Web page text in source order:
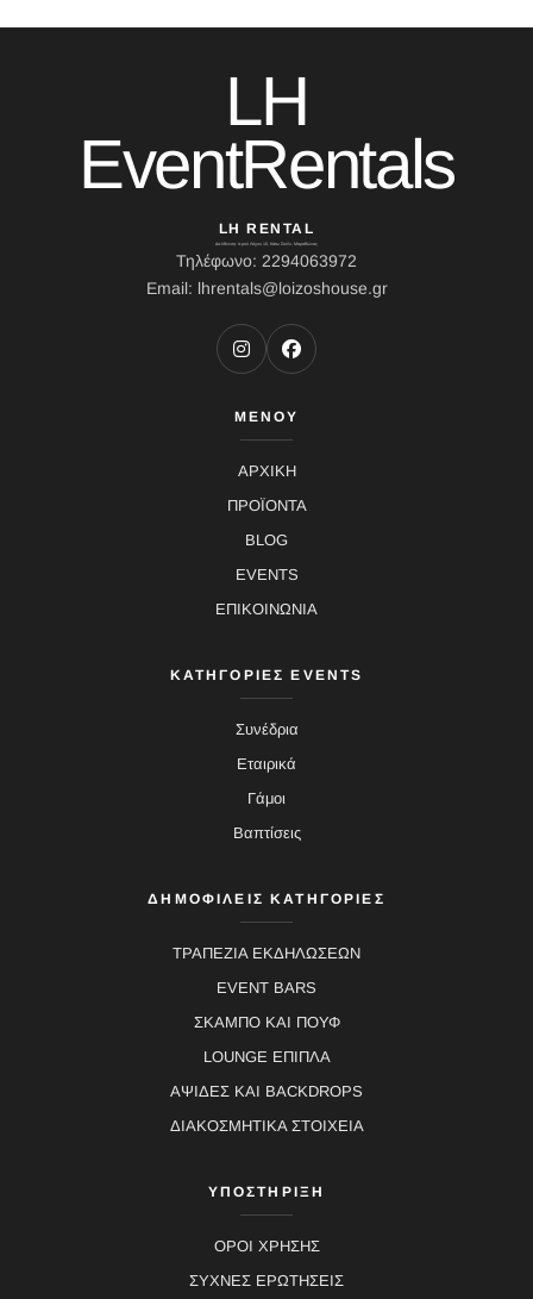
LH
EventRentals
LH RENTAL
Διεύθυνση: Ιερού Λόχου 10, Κάτω Σούλι, Μαραθώνας
Τηλέφωνο: 2294063972
Email: lhrentals@loizoshouse.gr
ΜΕΝΟΥ
ΑΡΧΙΚΗ
ΠΡΟΪΟΝΤΑ
BLOG
EVENTS
ΕΠΙΚΟΙΝΩΝΙΑ
ΚΑΤΗΓΟΡΙΕΣ EVENTS
Συνέδρια
Εταιρικά
Γάμοι
Βαπτίσεις
ΔΗΜΟΦΙΛΕΙΣ ΚΑΤΗΓΟΡΙΕΣ
ΤΡΑΠΕΖΙΑ ΕΚΔΗΛΩΣΕΩΝ
EVENT BARS
ΣΚΑΜΠΟ ΚΑΙ ΠΟΥΦ
LOUNGE ΕΠΙΠΛΑ
ΑΨΙΔΕΣ ΚΑΙ BACKDROPS
ΔΙΑΚΟΣΜΗΤΙΚΑ ΣΤΟΙΧΕΙΑ
ΥΠΟΣΤΗΡΙΞΗ
ΟΡΟΙ ΧΡΗΣΗΣ
ΣΥΧΝΕΣ ΕΡΩΤΗΣΕΙΣ